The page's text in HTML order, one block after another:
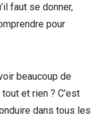
faut se donner,
pour
beaucoup de
et rien ? C’est
dans tous les